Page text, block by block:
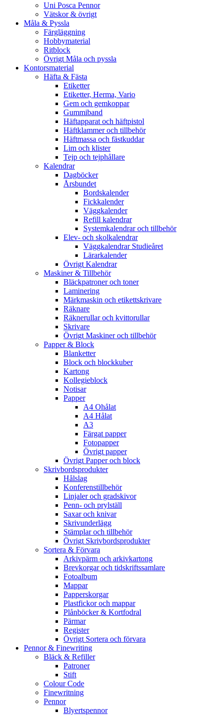
Uni Posca Pennor
Vätskor & övrigt
Måla & Pyssla
Färgläggning
Hobbymaterial
Ritblock
Övrigt Måla och pyssla
Kontorsmaterial
Häfta & Fästa
Etiketter
Etiketter, Herma, Vario
Gem och gemkoppar
Gummiband
Häftapparat och häftpistol
Häftklammer och tillbehör
Häftmassa och fästkuddar
Lim och klister
Tejp och tejphållare
Kalendrar
Dagböcker
Årsbundet
Bordskalender
Fickkalender
Väggkalender
Refill kalendrar
Systemkalendrar och tillbehör
Elev- och skolkalendrar
Väggkalendrar Studieåret
Lärarkalender
Övrigt Kalendrar
Maskiner & Tillbehör
Bläckpatroner och toner
Laminering
Märkmaskin och etikettskrivare
Räknare
Räknerullar och kvittorullar
Skrivare
Övrigt Maskiner och tillbehör
Papper & Block
Blanketter
Block och blockkuber
Kartong
Kollegieblock
Notisar
Papper
A4 Ohålat
A4 Hålat
A3
Färgat papper
Fotopapper
Övrigt papper
Övrigt Papper och block
Skrivbordsprodukter
Hålslag
Konferenstillbehör
Linjaler och gradskivor
Penn- och prylställ
Saxar och knivar
Skrivunderlägg
Stämplar och tillbehör
Övrigt Skrivbordsprodukter
Sortera & Förvara
Arkivpärm och arkivkartong
Brevkorgar och tidskriftssamlare
Fotoalbum
Mappar
Papperskorgar
Plastfickor och mappar
Plånböcker & Kortfodral
Pärmar
Register
Övrigt Sortera och förvara
Pennor & Finewriting
Bläck & Refiller
Patroner
Stift
Colour Code
Finewritning
Pennor
Blyertspennor